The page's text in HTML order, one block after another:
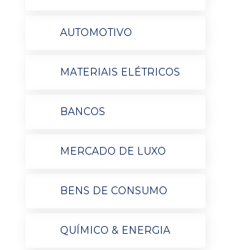
AUTOMOTIVO
MATERIAIS ELÉTRICOS
BANCOS
MERCADO DE LUXO
BENS DE CONSUMO
QUÍMICO & ENERGIA